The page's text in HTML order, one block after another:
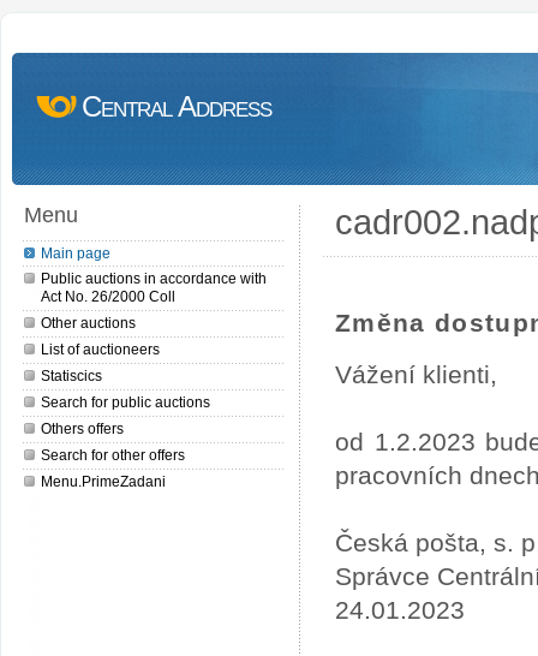
Central Address
Menu
Main page
Public auctions in accordance with
Act No. 26/2000 Coll
Other auctions
List of auctioneers
Statiscics
Search for public auctions
Others offers
Search for other offers
Menu.PrimeZadani
Změna
Vážení klienti,
od 1.2.2023
pracovních
Česká pošta, s.
Správce
24.01.2023